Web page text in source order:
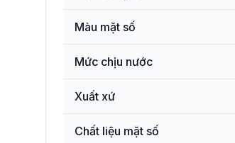
Màu mặt số
Mức chịu nước
Xuất xứ
Chất liệu mặt số